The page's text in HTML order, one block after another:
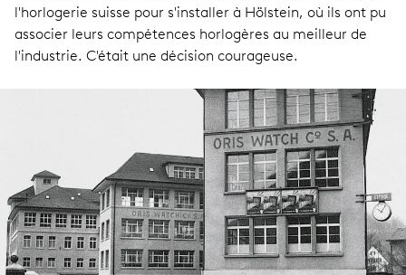
l'horlogerie suisse pour s'installer à Hölstein, où ils ont pu
associer leurs compétences horlogères au meilleur de
l'industrie. C'était une décision courageuse.